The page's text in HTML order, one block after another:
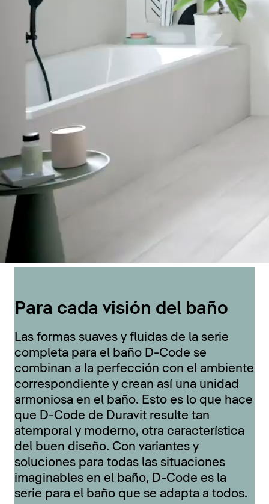
Para cada visión del baño
Las formas suaves y fluidas de la serie
completa para el baño D-Code se
combinan a la perfección con el ambiente
correspondiente y crean así una unidad
armoniosa en el baño. Esto es lo que hace
que D-Code de Duravit resulte tan
atemporal y moderno, otra característica
del buen diseño. Con variantes y
soluciones para todas las situaciones
imaginables en el baño, D-Code es la
serie para el baño que se adapta a todos.